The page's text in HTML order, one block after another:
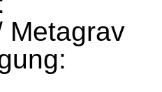
Metagrav